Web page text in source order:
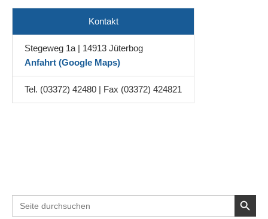
Kontakt
Stegeweg 1a | 14913 Jüterbog
Anfahrt (Google Maps)
Tel. (03372) 42480 | Fax (03372) 424821
Search
for:
Search Button